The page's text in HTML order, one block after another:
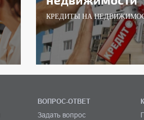
КРЕДИТЫ НА
ВОПРОС-ОТВЕТ
Задать вопрос